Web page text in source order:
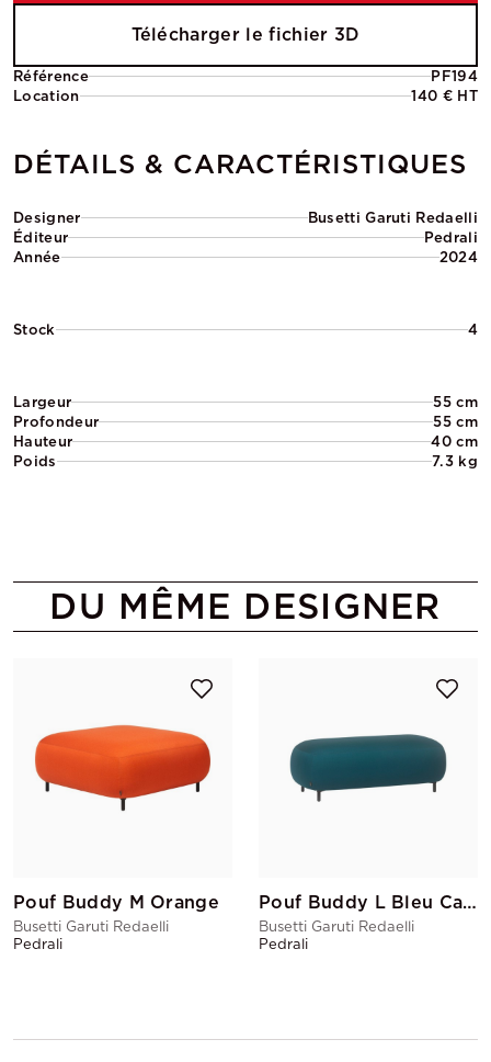
Référence
PF194
Location
140 € HT
DÉTAILS & CARACTÉRISTIQUES
Designer
Busetti Garuti Redaelli
Éditeur
Pedrali
Année
2024
Stock 4
Largeur
55 cm
Profondeur
55 cm
Hauteur
40 cm
Poids
7.3 kg
Télécharger le fichier 3D
DU MÊME DESIGNER
Pouf Buddy M Orange
Busetti Garuti Redaelli
Pedrali
Pouf Buddy L Bleu Canard
Busetti Garuti Redaelli
Pedrali